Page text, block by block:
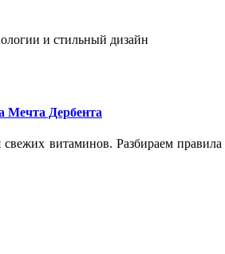
и стильный дизайн
Мечта Дербента
витаминов. Разбираем